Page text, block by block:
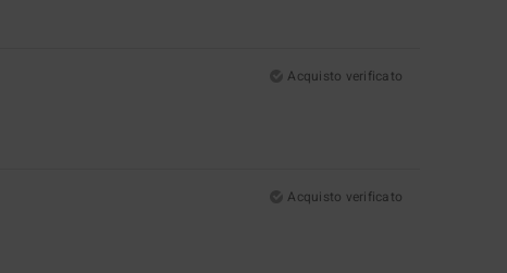
Acquisto verificato
Acquisto verificato